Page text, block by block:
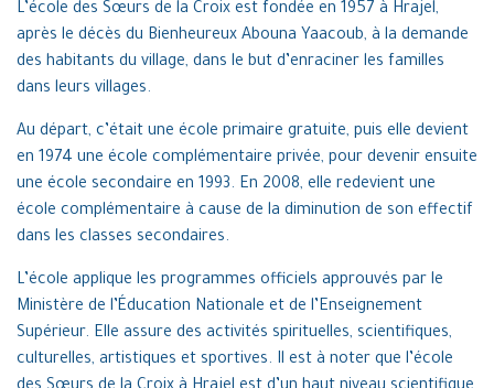
L’école des Sœurs de la Croix est fondée en 1957 à Hrajel,
après le décès du Bienheureux Abouna Yaacoub, à la demande
des habitants du village, dans le but d’enraciner les familles
dans leurs villages.
Au départ, c’était une école primaire gratuite, puis elle devient
en 1974 une école complémentaire privée, pour devenir ensuite
une école secondaire en 1993. En 2008, elle redevient une
école complémentaire à cause de la diminution de son effectif
dans les classes secondaires.
L’école applique les programmes officiels approuvés par le
Ministère de l’Éducation Nationale et de l’Enseignement
Supérieur. Elle assure des activités spirituelles, scientifiques,
culturelles, artistiques et sportives. Il est à noter que l’école